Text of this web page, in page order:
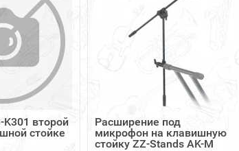
K301 второй
стойке
Расширение под
микрофон на клавишную
стойку ZZ-Stands AK-M